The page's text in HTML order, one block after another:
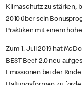
Klimaschutz zu stärken,
2010 über sein
Praktiken mit einem
Zum 1. Juli 2019 hat
BEST Beef 2.0 neu
Emissionen bei der